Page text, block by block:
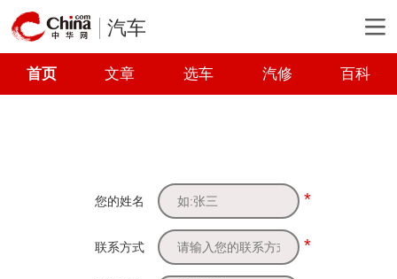
汽车
首页 文章 选车 汽修 百科
您的姓名 *
联系方式 *